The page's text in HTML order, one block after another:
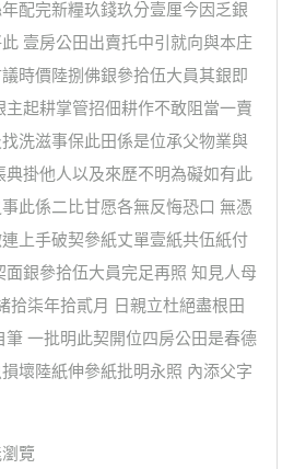
配完新糧玖錢玖分壹厘今因乏銀
壹房公田出賣托中引就向與本庄
時價陸捌佛銀參拾伍大員其銀即
主起耕掌管招佃耕作不敢阻當一賣
洗滋事保此田係是位承父物業與
典掛他人以及來歷不明為礙如有此
此係二比甘愿各無反悔恐口 無憑
上手破契參紙丈單壹紙共伍紙付
銀參拾伍大員完足再照 知見人母
拾柒年拾貳月 日親立杜絕盡根田
筆 一批明此契開位四房公田是春德
壞陸紙伸參紙批明永照 內添父字
覽